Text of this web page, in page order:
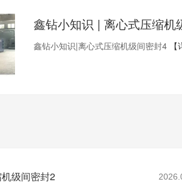
鑫钻小知识|离心式压缩机级间密封4
级间密封2